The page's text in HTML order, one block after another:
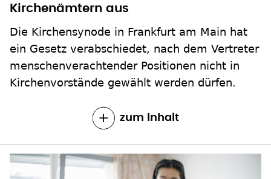
Kirchenämtern aus
Die Kirchensynode in Frankfurt am Main hat
ein Gesetz verabschiedet, nach dem Vertreter
menschenverachtender Positionen nicht in
Kirchenvorstände gewählt werden dürfen.
zum Inhalt